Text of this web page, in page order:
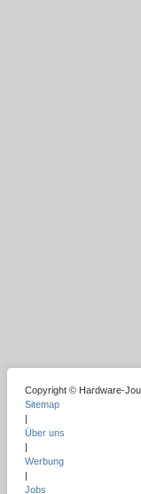
Copyright © Hardware-
Sitemap
|
Über uns
|
Werbung
|
Jobs